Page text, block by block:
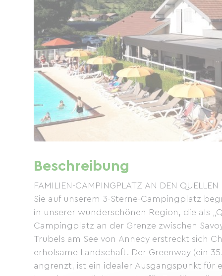
Beschreibung
FAMILIEN-CAMPINGPLATZ AN DEN
Sie auf unserem 3-Sterne-Campingplatz
in unserer wunderschönen Region, die als
Campingplatz an der Grenze zwischen
Trubels am See von Annecy erstreckt sich
erholsame Landschaft. Der Greenway (ein
angrenzt, ist ein idealer Ausgangspunkt für